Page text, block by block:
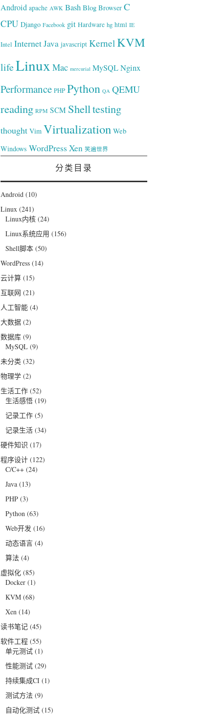
Android apache AWK Bash Blog Browser C
CPU Django Facebook git Hardware hg html IE
Intel InternetJava javascript Kernel KVM
lifeLinux Mac mercurial MySQL Nginx
Performance PHP Python QA QEMU
reading RPM SCM Shelltesting
thought Vim Virtualization Web
Windows WordPress Xen 笑遍世界
分类目录
Android(10)
Linux(241)
Linux内核(24)
Linux系统应用 (156)
Shell脚本(50)
WordPress(14)
云计算(15)
互联网 (21)
人工智能(4)
大数据(2)
数据库(9)
MySQL(9)
未分类 (32)
物理学(2)
生活工作(52)
生活感悟(19)
记录工作(5)
记录生活(34)
硬件知识 (17)
程序设计(122)
C/C++(24)
Java(13)
PHP(3)
Python(63)
Web开发 (16)
动态语言(4)
算法(4)
虚拟化(85)
Docker(1)
KVM(68)
Xen(14)
读书笔记(45)
软件工程(55)
单元测试(1)
性能测试(29)
持续集成CI(1)
测试方法(9)
自动化测试(15)